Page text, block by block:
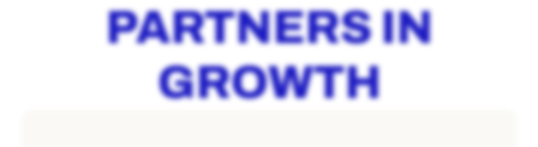
PARTNERS IN
GROWTH